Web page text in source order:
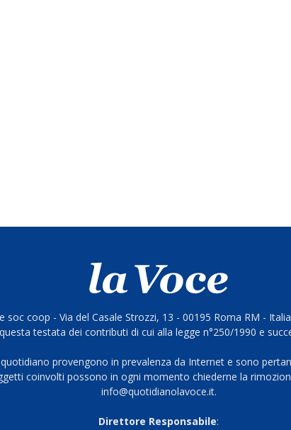
soc coop - Via del Casale Strozzi, 13 - 00195 Roma RM -
testata dei contributi di cui alla legge n°250/1990 e
provengono in prevalenza da Internet e sono
coinvolti possono in ogni momento chiederne la
info@quotidianolavoce.it.
Direttore Responsabile: